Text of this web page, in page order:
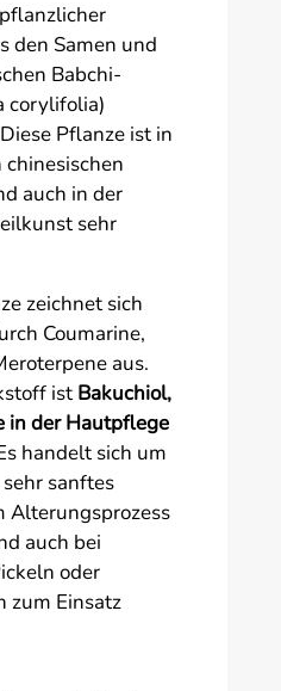
den Samen und
Babchi-
corylifolia)
Pflanze ist in
auch in der
sehr
zeichnet sich
Coumarine,
aus.
ist Bakuchiol,
in der Hautpflege
handelt sich um
sanftes
Alterungsprozess
auch bei
oder
zum Einsatz